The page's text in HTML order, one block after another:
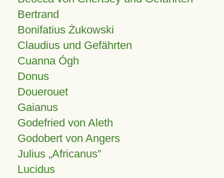
Bertrand
Bonifatius Żukowski
Claudius und Gefährten
Cuanna Ógh
Donus
Douerouet
Gaianus
Godefried von Aleth
Godobert von Angers
Julius Africanus
Lucidus